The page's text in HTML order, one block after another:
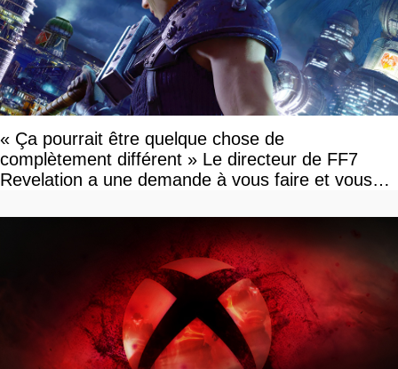
« Ça pourrait être quelque chose de
complètement différent » Le directeur de FF7
Revelation a une demande à vous faire et vous